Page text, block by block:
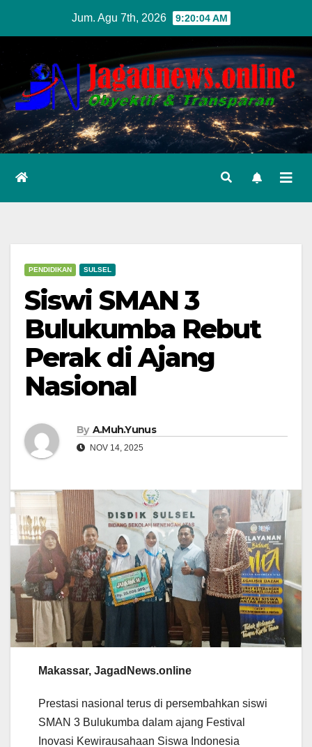
content
Jum. Agu 7th, 2026 9:20:05 AM
PENDIDIKAN SULSEL
Siswi SMAN 3
Bulukumba Rebut
Perak di Ajang
Nasional
By A.Muh.Yunus
NOV 14, 2025
Makassar, JagadNews.online
Prestasi nasional terus di persembahkan siswi
SMAN 3 Bulukumba dalam ajang Festival
Inovasi Kewirausahaan Siswa Indonesia